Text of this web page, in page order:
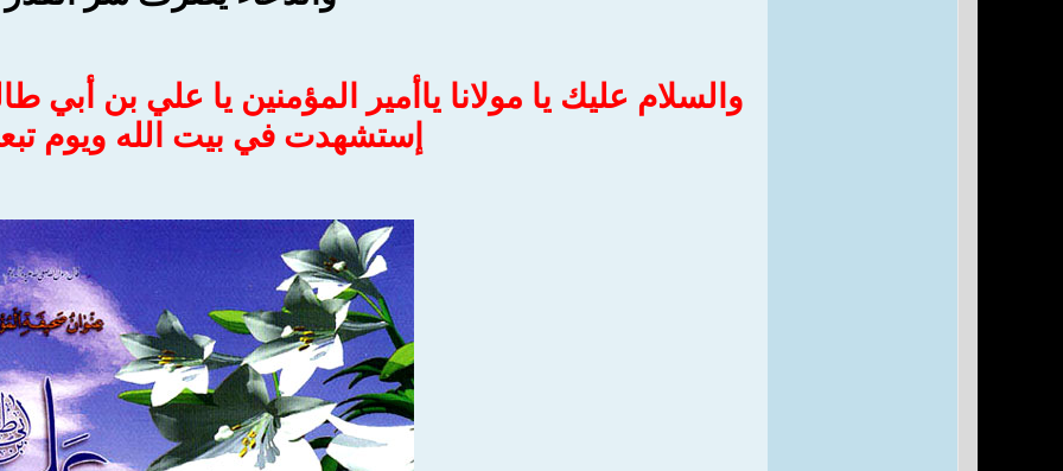
والسلام عليك يا مولانا ياأمير المؤمنين يا علي بن
إستشهدت في بيت الله ويوم